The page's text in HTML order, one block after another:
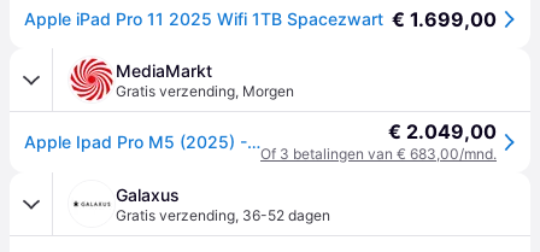
Apple iPad Pro 11 2025 Wifi 1TB Spacezwart € 1.699,00
MediaMarkt
Gratis verzending, Morgen
Apple Ipad Pro M5 (2025) - 11 Inch 1 Tb Wi-fi Space Black € 2.049,00
Of 3 betalingen van € 683,00/mnd.
Galaxus
Gratis verzending, 36-52 dagen